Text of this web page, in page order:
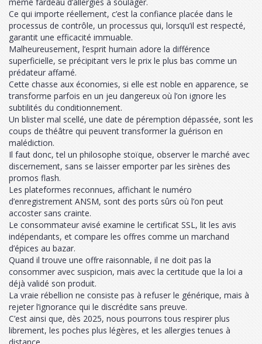
Ce qui importe réellement, c’est la confiance placée dans le
processus de contrôle, un processus qui, lorsqu’il est respecté,
garantit une efficacité immuable.
Malheureusement, l’esprit humain adore la différence
superficielle, se précipitant vers le prix le plus bas comme un
prédateur affamé.
Cette chasse aux économies, si elle est noble en apparence, se
transforme parfois en un jeu dangereux où l’on ignore les
subtilités du conditionnement.
Un blister mal scellé, une date de péremption dépassée, sont les
coups de théâtre qui peuvent transformer la guérison en
malédiction.
Il faut donc, tel un philosophe stoïque, observer le marché avec
discernement, sans se laisser emporter par les sirènes des
promos flash.
Les plateformes reconnues, affichant le numéro
d’enregistrement ANSM, sont des ports sûrs où l’on peut
accoster sans crainte.
Le consommateur avisé examine le certificat SSL, lit les avis
indépendants, et compare les offres comme un marchand
d’épices au bazar.
Quand il trouve une offre raisonnable, il ne doit pas la
consommer avec suspicion, mais avec la certitude que la loi a
déjà validé son produit.
La vraie rébellion ne consiste pas à refuser le générique, mais à
rejeter l’ignorance qui le discrédite sans preuve.
C’est ainsi que, dès 2025, nous pourrons tous respirer plus
librement, les poches plus légères, et les allergies tenues à